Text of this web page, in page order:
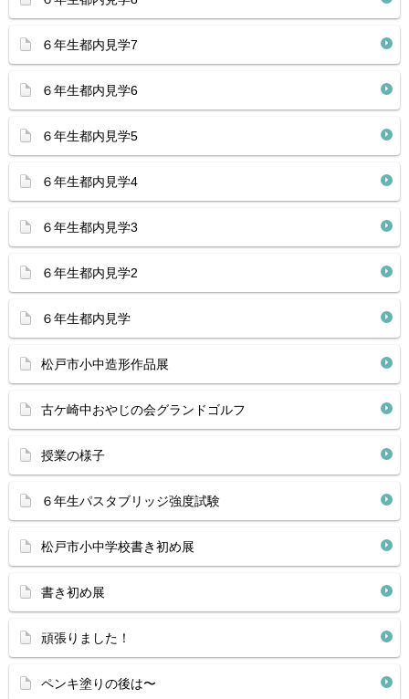
６年生都内見学7
６年生都内見学6
６年生都内見学5
６年生都内見学4
６年生都内見学3
６年生都内見学2
６年生都内見学
松戸市小中造形作品展
古ケ崎中おやじの会グランドゴルフ
授業の様子
６年生パスタブリッジ強度試験
松戸市小中学校書き初め展
書き初め展
頑張りました！
ペンキ塗りの後は〜